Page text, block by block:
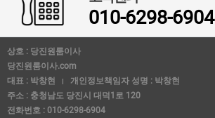
010-6298-6904
상호 : 당진원룸이사
당진원룸이사.com
대표 : 박창현
개인정보책임자 성명 : 박창현
주소 : 충청남도 당진시 대덕1로 120
전화번호 : 010-6298-6904